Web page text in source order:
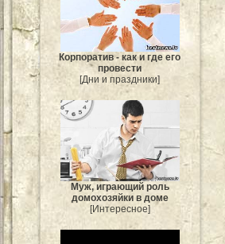
Корпоратив - как и где его
провести
[Дни и праздники]
Муж, играющий роль
домохозяйки в доме
[Интересное]